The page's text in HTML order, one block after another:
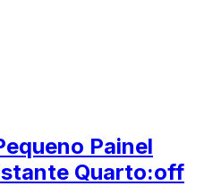
Painel
Quarto:off